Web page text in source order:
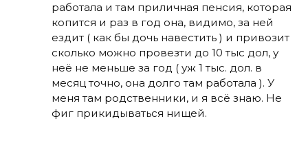
работала и там приличная пенсия, которая
копится и раз в год она, видимо, за ней
ездит ( как бы дочь навестить ) и привозит
сколько можно провезти до 10 тыс дол, у
неё не меньше за год ( уж 1 тыс. дол. в
месяц точно, она долго там работала ). У
меня там родственники, и я всё знаю. Не
фиг прикидываться нищей.